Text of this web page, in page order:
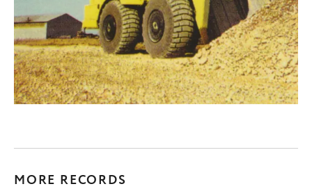
MORE RECORDS